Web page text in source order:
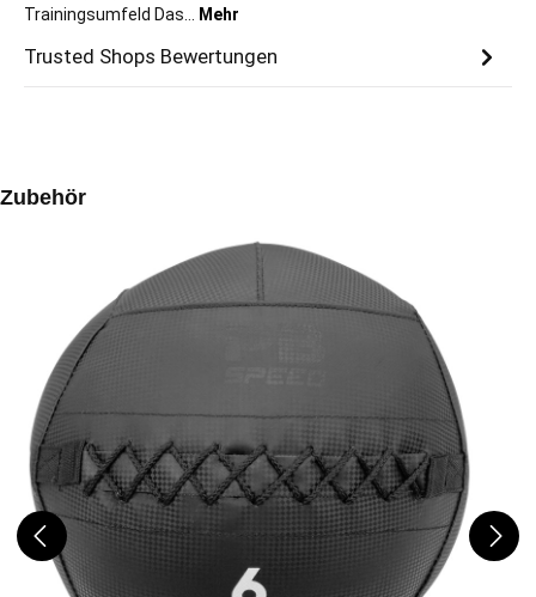
Trainingsumfeld Das…
Mehr
Trusted Shops Bewertungen
Produktgalerie überspringen
Zubehör